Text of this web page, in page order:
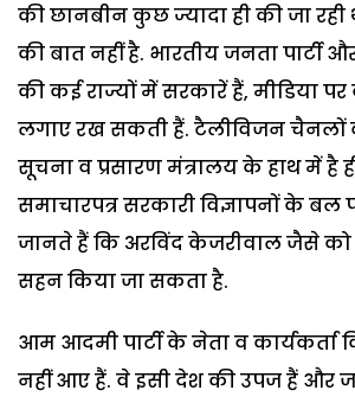
की छानबीन कुछ ज्यादा ही की जा रही
की बात नहीं है. भारतीय जनता पार्टी
की कई राज्यों में सरकारें हैं, मीडिया
लगाए रख सकती हैं. टैलीविजन चैनलों
सूचना व प्रसारण मंत्रालय के हाथ में है
समाचारपत्र सरकारी विज्ञापनों के बल
जानते हैं कि अरविंद केजरीवाल जैसे
सहन किया जा सकता है.
आम आदमी पार्टी के नेता व कार्यकर्ता
नहीं आए हैं. वे इसी देश की उपज हैं और